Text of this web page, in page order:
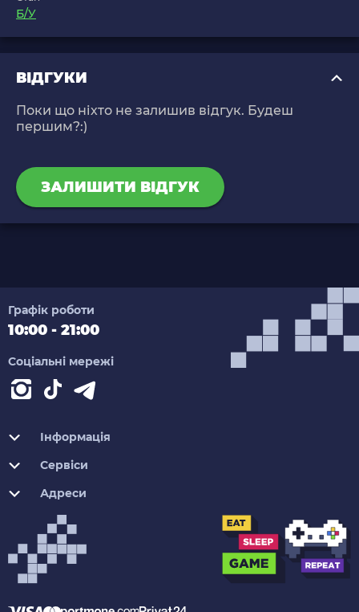
Б/У
ВІДГУКИ
Поки що ніхто не залишив відгук. Будеш
першим?:)
ЗАЛИШИТИ ВІДГУК
Графік роботи
10:00 - 21:00
Соціальні мережі
Інформація
Сервіси
Адреси